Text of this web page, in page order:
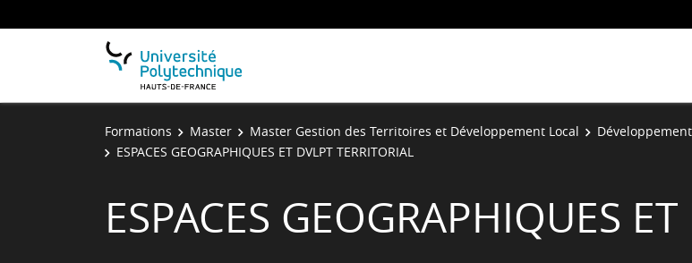
Formations Master Master Gestion des Territoires et Développement Local
ESPACES GEOGRAPHIQUES ET DVLPT TERRITORIAL
ESPACES GEOGRAPHIQUES